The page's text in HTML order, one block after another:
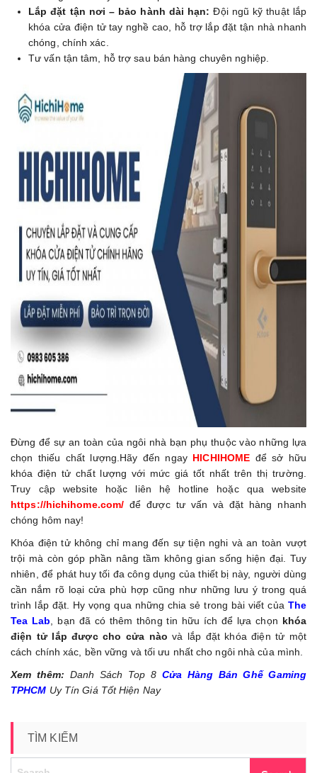
Lắp đặt tận nơi – bảo hành dài hạn: Đội ngũ kỹ thuật lắp
khóa cửa điện tử tay nghề cao, hỗ trợ lắp đặt tận nhà nhanh
chóng, chính xác.
Tư vấn tận tâm, hỗ trợ sau bán hàng chuyên nghiệp.
Đừng để sự an toàn của ngôi nhà bạn phụ thuộc vào những lựa
chọn thiếu chất lượng.Hãy đến ngay HICHIHOME để sở hữu
khóa điện tử chất lượng với mức giá tốt nhất trên thị trường.
Truy cập website hoặc liên hệ hotline hoặc qua website
https://hichihome.com/ để được tư vấn và đặt hàng nhanh
chóng hôm nay!
Khóa điện tử không chỉ mang đến sự tiện nghi và an toàn vượt
trội mà còn góp phần nâng tầm không gian sống hiện đại. Tuy
nhiên, để phát huy tối đa công dụng của thiết bị này, người dùng
cần nắm rõ loại cửa phù hợp cũng như những lưu ý trong quá
trình lắp đặt. Hy vọng qua những chia sẻ trong bài viết của The
Tea Lab , bạn đã có thêm thông tin hữu ích để lựa chọn khóa
điện tử lắp được cho cửa nào và lắp đặt khóa điện tử một
cách chính xác, bền vững và tối ưu nhất cho ngôi nhà của mình.
Xem thêm:Danh Sách Top 8 Cửa Hàng Bán Ghế Gaming
TPHCM Uy Tín Giá Tốt Hiện Nay
TÌM KIẾM
Search